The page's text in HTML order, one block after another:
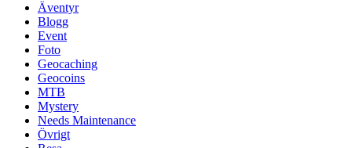
Äventyr
Blogg
Event
Foto
Geocaching
Geocoins
MTB
Mystery
Needs Maintenance
Övrigt